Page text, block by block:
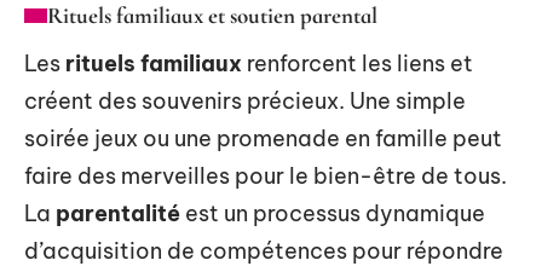
Rituels familiaux et soutien parental
Les rituels familiaux renforcent les liens et
créent des souvenirs précieux. Une simple
soirée jeux ou une promenade en famille peut
faire des merveilles pour le bien-être de tous.
La parentalité est un processus dynamique
d’acquisition de compétences pour répondre